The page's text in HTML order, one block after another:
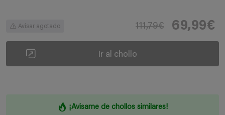
Avisar agotado 111,79€ 69,99€
Ir al chollo
¡Avisame de chollos similares!